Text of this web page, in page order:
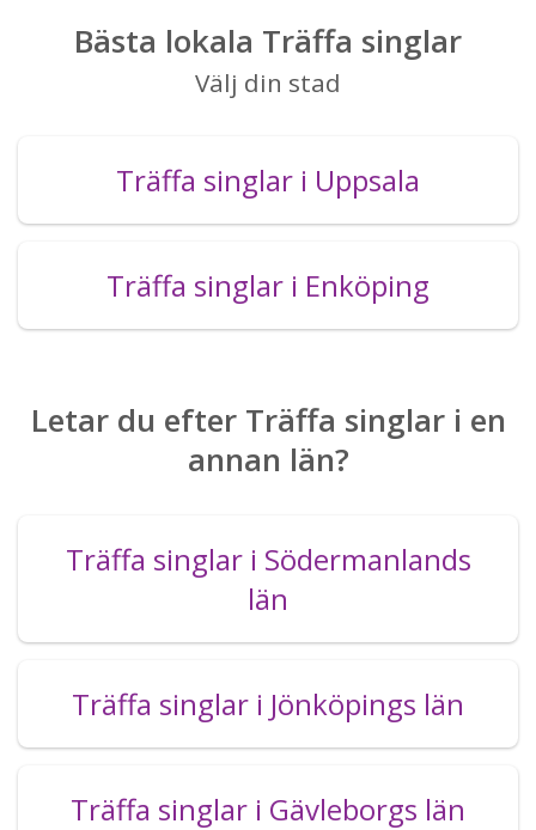
Bästa lokala Träffa singlar
Välj din stad
Träffa singlar i Uppsala
Träffa singlar i Enköping
Letar du efter Träffa singlar i en
annan län?
Träffa singlar i Södermanlands
län
Träffa singlar i Jönköpings län
Träffa singlar i Gävleborgs län